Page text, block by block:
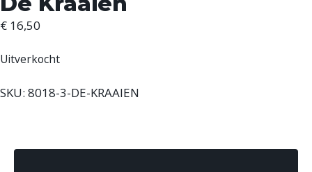
€ 16,50
Uitverkocht
SKU: 8018-3-DE-KRAAIEN